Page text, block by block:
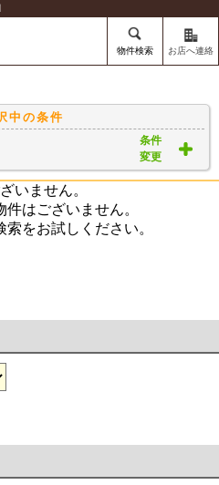
物件検索 お店へ連絡
中の条件
条件
変更
いません。
はございません。
をお試しください。